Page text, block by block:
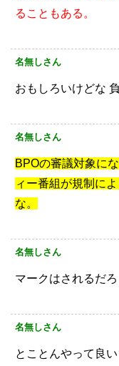
ることもある。
名無しさん
おもしろいけどな
名無しさん
BPOの審議対象に
ィー番組が規制に
な。
名無しさん
マークはされるだ
名無しさん
とことんやって良